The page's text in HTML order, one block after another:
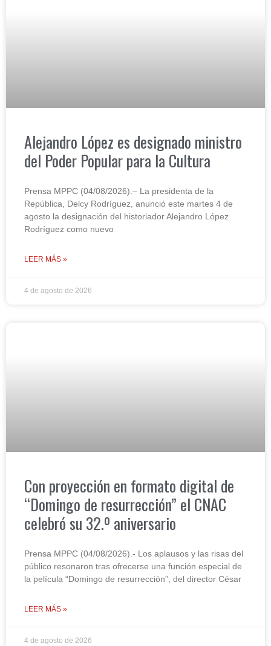
Alejandro López es designado ministro
del Poder Popular para la Cultura
Prensa MPPC (04/08/2026).– La presidenta de la
República, Delcy Rodríguez, anunció este martes 4 de
agosto la designación del historiador Alejandro López
Rodríguez como nuevo
LEER MÁS »
4 de agosto de 2026
Con proyección en formato digital de
“Domingo de resurrección” el CNAC
celebró su 32.º aniversario
Prensa MPPC (04/08/2026).- Los aplausos y las risas del
público resonaron tras ofrecerse una función especial de
la película “Domingo de resurrección”, del director César
LEER MÁS »
4 de agosto de 2026